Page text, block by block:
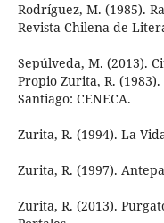
Rodríguez, M. (1985).
Revista Chilena de
Sepúlveda, M. (2013).
Propio Zurita, R.
Santiago: CENECA.
Zurita, R. (1994). La
Zurita, R. (1997).
Zurita, R. (2013).